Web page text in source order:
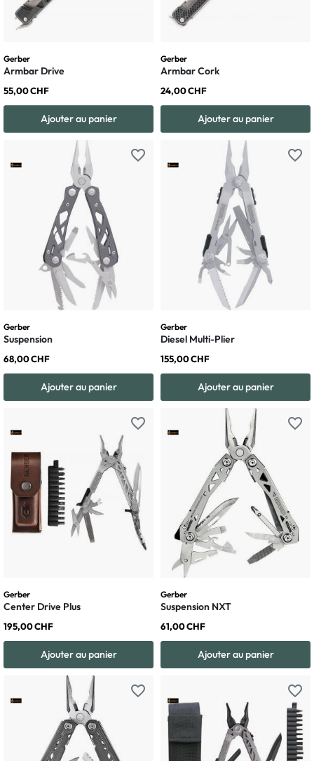
Gerber
Armbar Drive
55,00 CHF
Ajouter au panier
Gerber
Armbar Cork
24,00 CHF
Ajouter au panier
favorite_border
Gerber
Suspension
68,00 CHF
Ajouter au panier
favorite_border
Gerber
Diesel Multi-Plier
155,00 CHF
Ajouter au panier
favorite_border
Gerber
Center Drive Plus
195,00 CHF
Ajouter au panier
favorite_border
Gerber
Suspension NXT
61,00 CHF
Ajouter au panier
favorite_border favorite_border